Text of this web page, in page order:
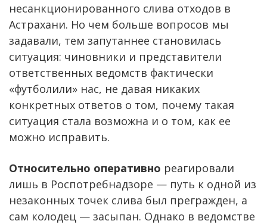
несанкционированного слива отходов в
Астрахани. Но чем больше вопросов мы
задавали, тем запутаннее становилась
ситуация: чиновники и представители
ответственных ведомств фактически
«футболили» нас, не давая никаких
конкретных ответов о том, почему такая
ситуация стала возможна и о том, как ее
можно исправить.
Относительно оперативно реагировали
лишь в Роспотребнадзоре — путь к одной из
незаконных точек слива был прегражден, а
сам колодец — засыпан. Однако в ведомстве